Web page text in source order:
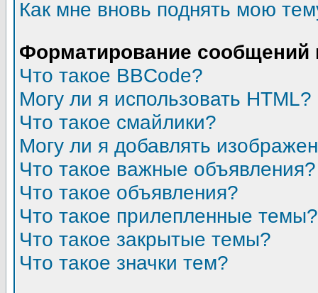
Как мне вновь поднять мою
Форматирование
Что такое BBCode?
Могу ли я использовать HTML?
Что такое смайлики?
Могу ли я добавлять
Что такое важные объявления?
Что такое объявления?
Что такое прилепленные темы?
Что такое закрытые темы?
Что такое значки тем?